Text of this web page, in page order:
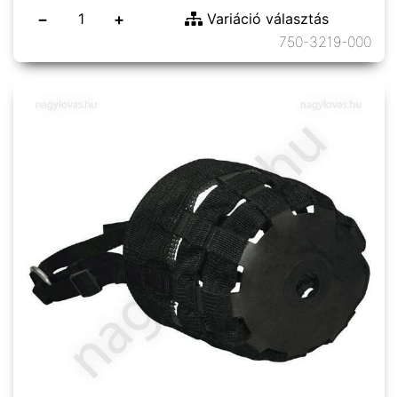
− +
Variáció választás
750-3219-000